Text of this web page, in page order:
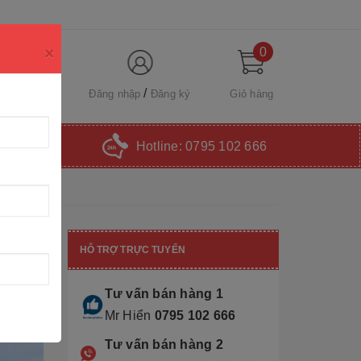
Đăng nhập Đăng ký
0
Giỏ hàng
Hotline: 0795 102 666
×
HỖ TRỢ TRỰC TUYẾN
Tư vấn bán hàng 1
Mr Hiển 0795 102 666
Tư vấn bán hàng 2